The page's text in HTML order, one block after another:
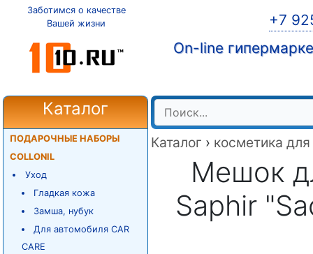
Заботимся о качестве
Вашей жизни
+7
On-line
Каталог
ПОДАРОЧНЫЕ НАБОРЫ
COLLONIL
Уход
Гладкая кожа
Замша, нубук
Для автомобиля CAR
CARE
Каталог › косметика
Мешок
Saphir